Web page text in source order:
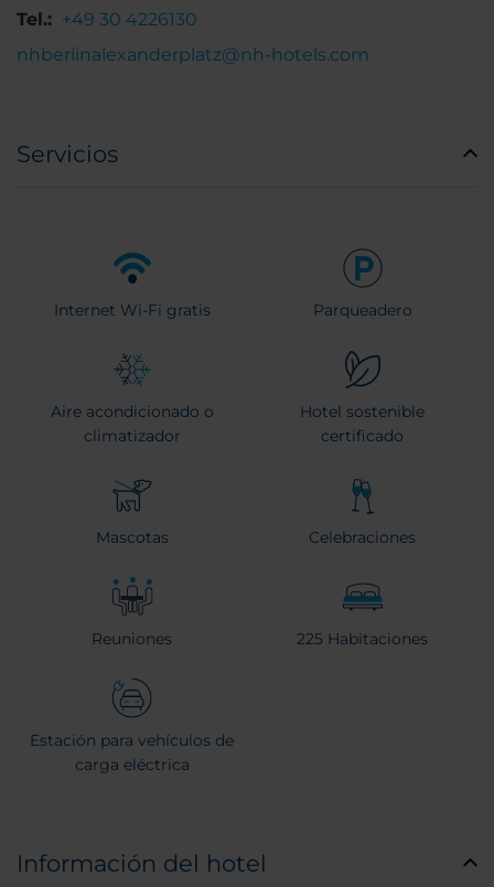
Tel.: +49 30 4226130
nhberlinalexanderplatz@nh-hotels.com
Servicios
Internet Wi-Fi gratis Parqueadero
Aire acondicionado o
climatizador
Hotel sostenible
certificado
Mascotas Celebraciones
Reuniones 225 Habitaciones
Estación para vehículos de
carga eléctrica
Información del hotel